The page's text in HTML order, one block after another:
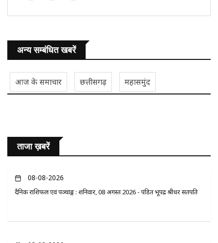
अन्य सम्बंधित खबरें
आज के समाचार छत्तीसगढ़ महासमुंद
ताजा ख़बरें
08-08-2026
दैनिक राशिफल एवं पञ्चाङ्ग : शनिवार, 08 अगस्त 2026 - पंडित भूपेंद्र श्रीधर सतपति